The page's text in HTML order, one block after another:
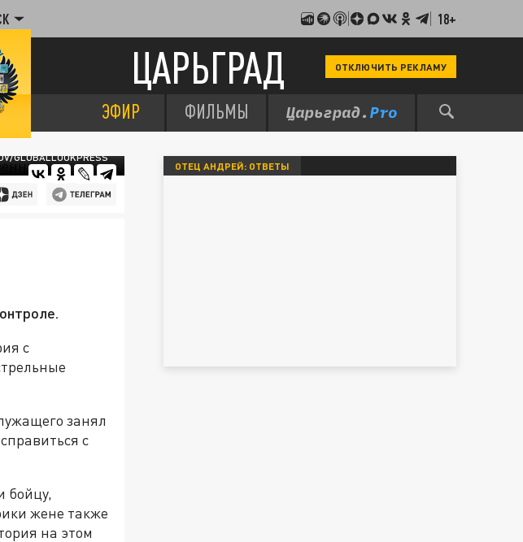
18+
ЦАРЬГРАД ОТКЛЮЧИТЬ РЕКЛАМУ
ЭФИР ФИЛЬМЫ
GLOBALLOOKPRESS
с
занял
с
бойцу,
жене также
на этом
ОТЕЦ АНДРЕЙ: ОТВЕТЫ